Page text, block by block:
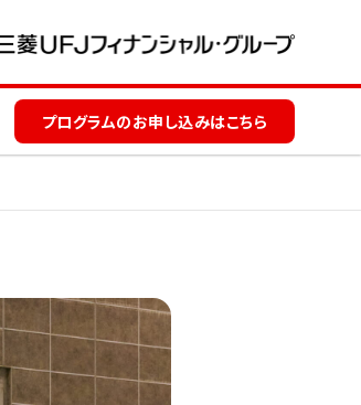
プログラムのお申し込みはこちら